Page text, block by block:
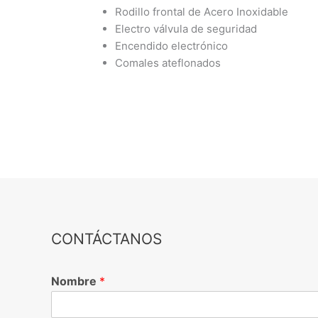
Rodillo frontal de Acero Inoxidable
Electro válvula de seguridad
Encendido electrónico
Comales ateflonados
CONTÁCTANOS
Nombre *